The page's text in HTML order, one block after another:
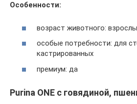
Особенности:
возраст животного:
особые потребности: для
кастрированных
премиум: да
Purina ONE с говядиной,